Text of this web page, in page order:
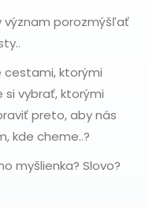
význam porozmýšľať
cestami, ktorými
vybrať, ktorými
preto, aby nás
kde cheme..?
myšlienka? Slovo?